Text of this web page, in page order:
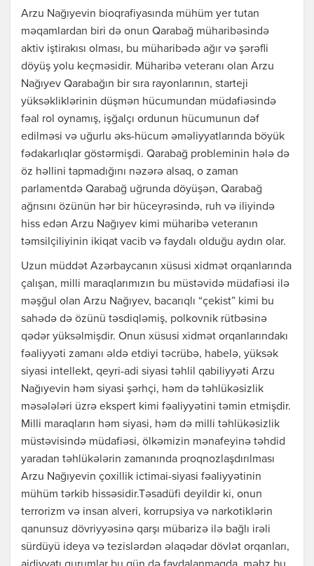
Arzu Nağıyevin bioqrafiyasında mühüm yer tutan
məqamlardan biri də onun Qarabağ müharibəsində
aktiv iştirakısı olması, bu müharibədə ağır və şərəfli
döyüş yolu keçməsidir. Müharibə veteranı olan Arzu
Nağıyev Qarabağın bir sıra rayonlarının, starteji
yüksəkliklərinin düşmən hücumundan müdafiəsində
fəal rol oynamış, işğalçı ordunun hücumunun dəf
edilməsi və uğurlu əks-hücum əməliyyatlarında böyük
fədakarlıqlar göstərmişdi. Qarabağ probleminin hələ də
öz həllini tapmadığını nəzərə alsaq, o zaman
parlamentdə Qarabağ uğrunda döyüşən, Qarabağ
ağrısını özünün hər bir hüceyrəsində, ruh və iliyində
hiss edən Arzu Nağıyev kimi müharibə veteranın
təmsilçiliyinin ikiqat vacib və faydalı olduğu aydın olar.
Uzun müddət Azərbaycanın xüsusi xidmət orqanlarında
çalışan, milli maraqlarımızın bu müstəvidə müdafiəsi ilə
məşğul olan Arzu Nağıyev, bacarıqlı “çekist” kimi bu
sahədə də özünü təsdiqləmiş, polkovnik rütbəsinə
qədər yüksəlmişdir. Onun xüsusi xidmət orqanlarındakı
fəaliyyəti zamanı əldə etdiyi təcrübə, habelə, yüksək
siyasi intellekt, qeyri-adi siyasi təhlil qabiliyyəti Arzu
Nağıyevin həm siyasi şərhçi, həm də təhlükəsizlik
məsələləri üzrə ekspert kimi fəaliyyətini təmin etmişdir.
Milli maraqların həm siyasi, həm də milli təhlükəsizlik
müstəvisində müdafiəsi, ölkəmizin mənafeyinə təhdid
yaradan təhlükələrin zamanında proqnozlaşdırılması
Arzu Nağıyevin çoxillik ictimai-siyasi fəaliyyətinin
mühüm tərkib hissəsidir.Təsadüfi deyildir ki, onun
terrorizm və insan alveri, korrupsiya və narkotiklərin
qanunsuz dövriyyəsinə qarşı mübarizə ilə bağlı irəli
sürdüyü ideya və tezislərdən əlaqədar dövlət orqanları,